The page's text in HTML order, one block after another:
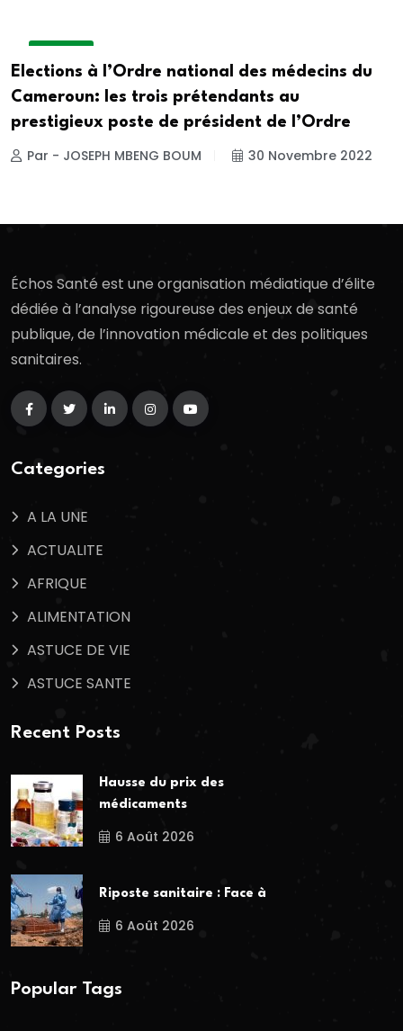
Elections à l’Ordre national des médecins du
Cameroun: les trois prétendants au
prestigieux poste de président de l’Ordre
Par - JOSEPH MBENG BOUM 30 Novembre 2022
Échos Santé est une organisation médiatique d’élite
dédiée à l’analyse rigoureuse des enjeux de santé
publique, de l’innovation médicale et des politiques
sanitaires.
Categories
A LA UNE
ACTUALITE
AFRIQUE
ALIMENTATION
ASTUCE DE VIE
ASTUCE SANTE
Recent Posts
Hausse du prix des
médicaments
6 Août 2026
Riposte sanitaire : Face à
6 Août 2026
Popular Tags